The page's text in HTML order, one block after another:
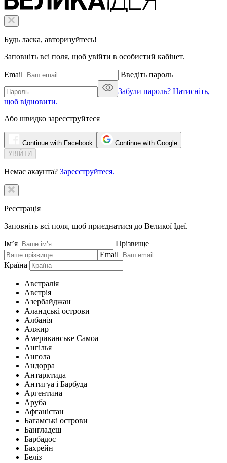
Будь ласка, авторизуйтесь!
Заповніть всі поля, щоб увійти в особистий кабінет.
Email
Введіть пароль
Забули пароль? Натисніть,
щоб відновити.
Або швидко зареєструйтеся
Continue with Facebook Continue with Google
Немає акаунта? Зареєструйтеся.
Реєстрація
Заповніть всі поля, щоб приєднатися до Великої Ідеї.
Ім’я
Прізвище
Email
Країна
Австралія
Австрія
Азербайджан
Аландські острови
Албанія
Алжир
Американське Самоа
Ангілья
Ангола
Андорра
Антарктида
Антигуа і Барбуда
Аргентина
Аруба
Афганістан
Багамські острови
Бангладеш
Барбадос
Бахрейн
Беліз